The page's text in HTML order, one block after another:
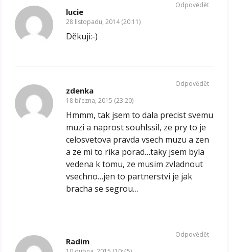
lucie
28 listopadu, 2014 (20:11)
Děkuji:-)
Odpovědět
zdenka
18 března, 2015 (23:20)
Hmmm, tak jsem to dala precist svemu
muzi a naprost souhlssil, ze pry to je
celosvetova pravda vsech muzu a zen
a ze mi to rika porad…taky jsem byla
vedena k tomu, ze musim zvladnout
vsechno…jen to partnerstvi je jak
bracha se segrou…
Odpovědět
Radim
Odpovědět